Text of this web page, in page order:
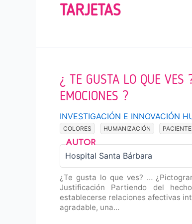
TARJETAS
¿ TE GUSTA LO QUE VES
EMOCIONES ?
INVESTIGACIÓN E INNOVACIÓN
COLORES HUMANIZACIÓN
Hospital Santa Bárbara
¿Te gusta lo que ves? …
Justificación Partiendo del
establecerse relaciones afectivas
agradable, una…